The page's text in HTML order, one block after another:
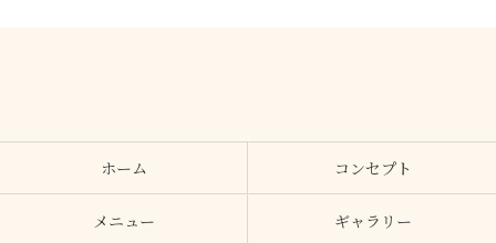
ホーム コンセプト
メニュー ギャラリー